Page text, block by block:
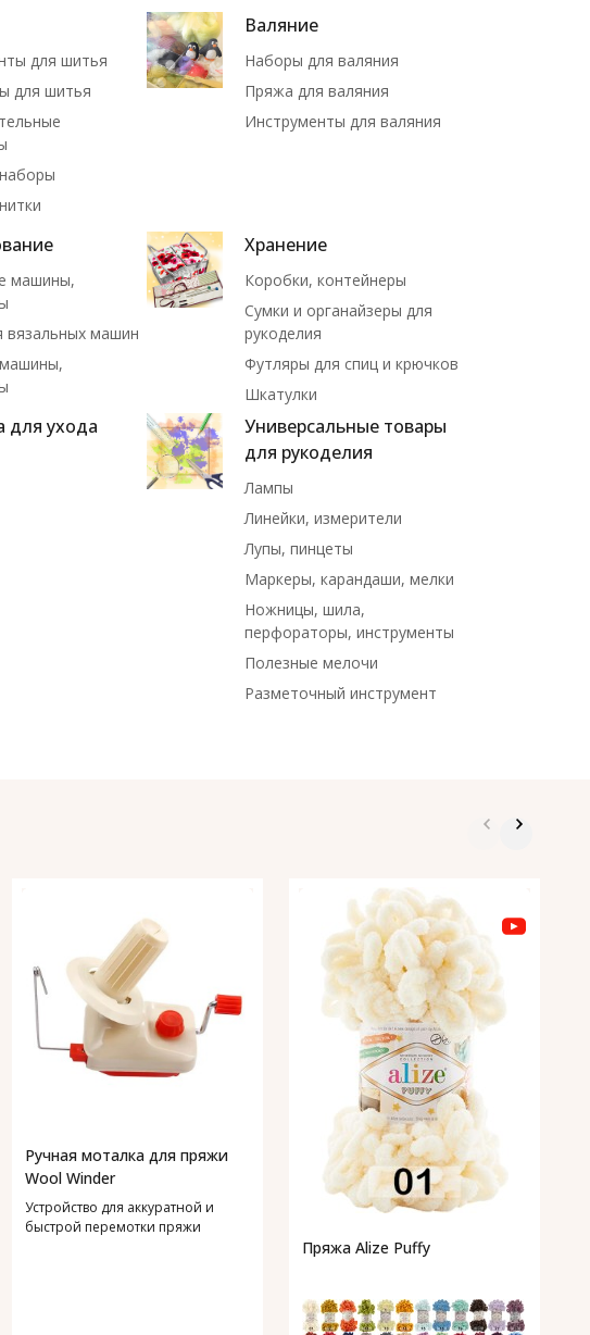
для шитья
для шитья
Валяние
Наборы для валяния
Пряжа для валяния
Инструменты для валяния
машины,
вязальных машин
Хранение
Коробки, контейнеры
Сумки и органайзеры для
рукоделия
Футляры для спиц и крючков
Шкатулки
для ухода
Универсальные товары
для рукоделия
Лампы
Линейки, измерители
Лупы, пинцеты
Маркеры, карандаши, мелки
Ножницы, шила,
перфораторы, инструменты
Полезные мелочи
Разметочный инструмент
Ручная моталка для пряжи
Wool Winder
Устройство для аккуратной и
быстрой перемотки пряжи
Пряжа Alize Puffy